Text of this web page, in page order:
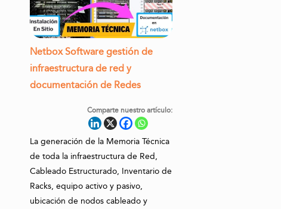
Netbox Software gestión de
infraestructura de red y
documentación de Redes
Comparte nuestro artículo:
La generación de la Memoria Técnica
de toda la infraestructura de Red,
Cableado Estructurado, Inventario de
Racks, equipo activo y pasivo,
ubicación de nodos cableado y